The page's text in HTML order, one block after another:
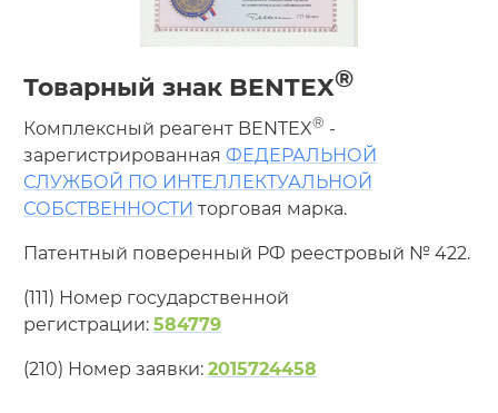
Товарный знак BENTEX®
Комплексный реагент BENTEX® -
зарегистрированная ФЕДЕРАЛЬНОЙ
СЛУЖБОЙ ПО ИНТЕЛЛЕКТУАЛЬНОЙ
СОБСТВЕННОСТИ торговая марка.
Патентный поверенный РФ реестровый № 422.
(111) Номер государственной
регистрации: 584779
(210) Номер заявки: 2015724458